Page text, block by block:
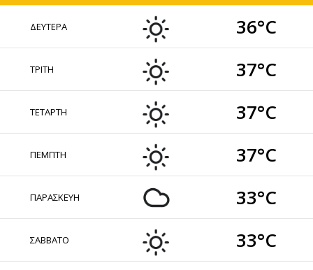
ΔΕΥΤΕΡΑ 36°C
ΤΡΙΤΗ 37°C
ΤΕΤΑΡΤΗ 37°C
ΠΕΜΠΤΗ 37°C
ΠΑΡΑΣΚΕΥΗ 33°C
ΣΑΒΒΑΤΟ 33°C